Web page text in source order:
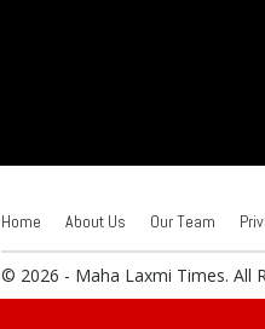
Home About Us Our Team
© 2026 - Maha Laxmi Times. All